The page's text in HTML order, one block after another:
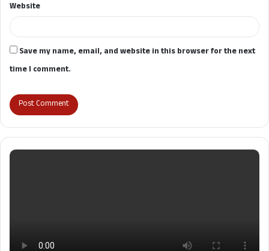
Website
Save my name, email, and website in this browser for the next
time I comment.